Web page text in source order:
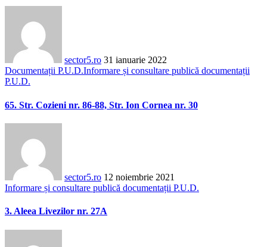
sector5.ro 31 ianuarie 2022
Documentații P.U.D.Informare și consultare publică documentații
P.U.D.
65. Str. Cozieni nr. 86-88, Str. Ion Cornea nr. 30
sector5.ro 12 noiembrie 2021
Informare și consultare publică documentații P.U.D.
3. Aleea Livezilor nr. 27A